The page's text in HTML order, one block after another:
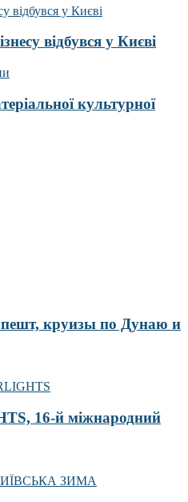
відбувся у Києві
культурної
круизы по Дунаю и
16-й міжнародний